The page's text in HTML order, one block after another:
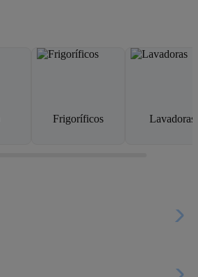
Frigoríficos Lavadoras